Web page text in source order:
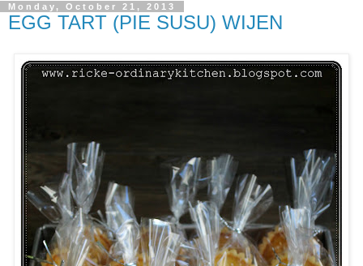
Monday, October 21, 2013
EGG TART (PIE SUSU) WIJEN